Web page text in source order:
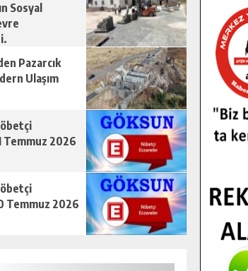
Sosyal
Pazarcık
Ulaşım
Temmuz 2026
Temmuz 2026